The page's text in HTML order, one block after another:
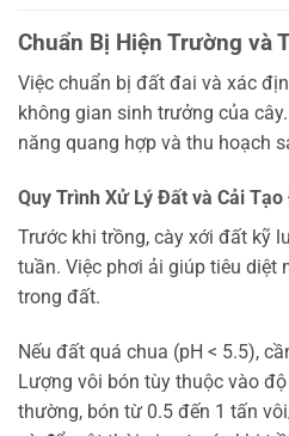
Chuẩn Bị Hiện Trường và
Việc chuẩn bị đất đai và xác
không gian sinh trưởng của
năng quang hợp và thu hoạch
Quy Trình Xử Lý Đất và Cải Tạo
Trước khi trồng, cày xới đất kỹ
tuần. Việc phơi ải giúp tiêu diệt
trong đất.
Nếu đất quá chua (pH < 5.5),
Lượng vôi bón tùy thuộc vào
thường, bón từ 0.5 đến 1 tấn